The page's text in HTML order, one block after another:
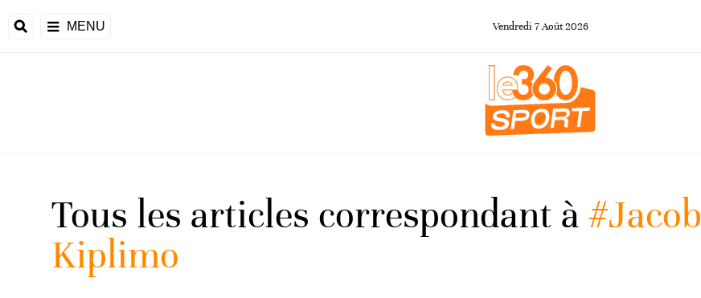
MENU Vendredi 7Août 2026
de l'UEFA
Tous les articles correspondant à #Jacob
Kiplimo